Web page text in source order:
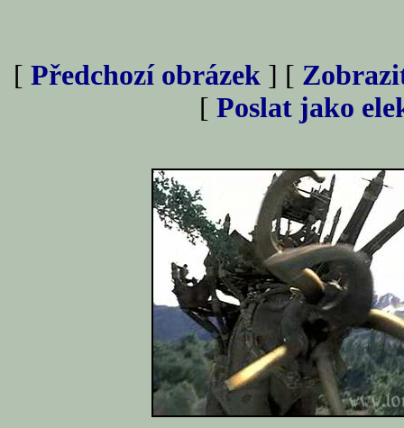
[ Předchozí obrázek ] [
[ Poslat jako